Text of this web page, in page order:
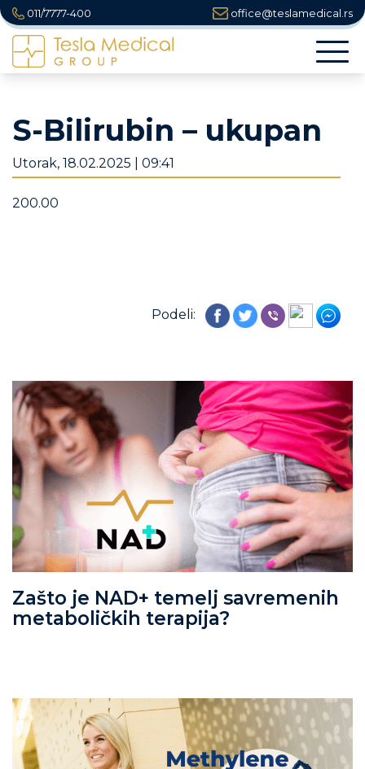
011/7777-400 office@teslamedical.rs
S-Bilirubin – ukupan
Utorak, 18.02.2025 | 09:41
200.00
Podeli:
Zašto je NAD+ temelj savremenih
metaboličkih terapija?